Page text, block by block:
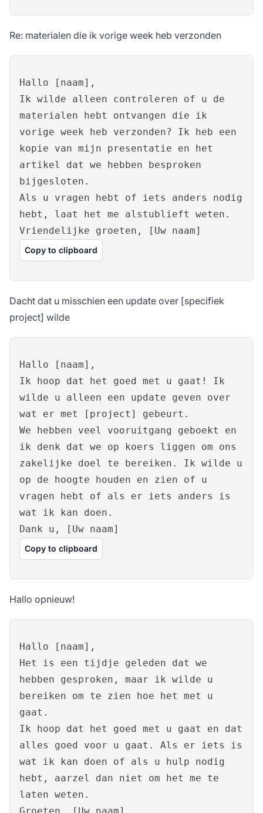
Re: materialen die ik vorige week heb verzonden
Hallo [naam],
Ik wilde alleen controleren of u de
materialen hebt ontvangen die ik
vorige week heb verzonden? Ik heb een
kopie van mijn presentatie en het
artikel dat we hebben besproken
bijgesloten.
Als u vragen hebt of iets anders nodig
hebt, laat het me alstublieft weten.
Vriendelijke groeten, [Uw naam]
Copy to clipboard
Dacht dat u misschien een update over [specifiek
project] wilde
Hallo [naam],
Ik hoop dat het goed met u gaat! Ik
wilde u alleen een update geven over
wat er met [project] gebeurt.
We hebben veel vooruitgang geboekt en
ik denk dat we op koers liggen om ons
zakelijke doel te bereiken. Ik wilde u
op de hoogte houden en zien of u
vragen hebt of als er iets anders is
wat ik kan doen.
Dank u, [Uw naam]
Copy to clipboard
Hallo opnieuw!
Hallo [naam],
Het is een tijdje geleden dat we
hebben gesproken, maar ik wilde u
bereiken om te zien hoe het met u
gaat.
Ik hoop dat het goed met u gaat en dat
alles goed voor u gaat. Als er iets is
wat ik kan doen of als u hulp nodig
hebt, aarzel dan niet om het me te
laten weten.